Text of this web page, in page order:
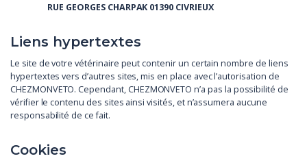
RUE GEORGES CHARPAK 01390 CIVRIEUX
Liens hypertextes
Le site de votre vétérinaire peut contenir un certain nombre de liens
hypertextes vers d’autres sites, mis en place avec l’autorisation de
CHEZMONVETO. Cependant, CHEZMONVETO n’a pas la possibilité de
vérifier le contenu des sites ainsi visités, et n’assumera aucune
responsabilité de ce fait.
Cookies